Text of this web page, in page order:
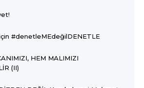
#denetleMEdeğilDENETLE
HEM MALIMIZI
(II)